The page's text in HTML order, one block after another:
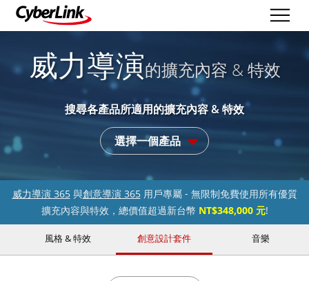
威力導演的擴充內容 & 特效
搜尋各產品所適用的擴充內容 & 特效
選擇一個產品
威力導演 365與創意導演 365用戶專屬 - 無限制免費使用所有優質
擴充內容與特效，總價值超過新台幣 NT$348,000 元!
風格 & 特效 創意設計套件 音樂